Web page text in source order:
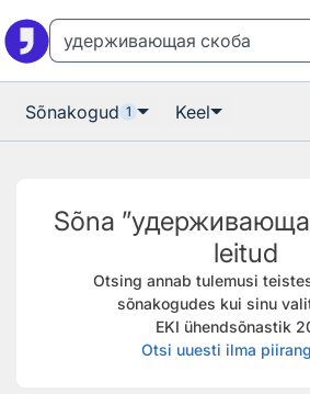
Sõnakogud 1 Keel
Sõna
leitud
Otsing annab tulemusi
sõnakogudes kui sinu
EKI ühendsõnastik
Otsi uuesti ilma